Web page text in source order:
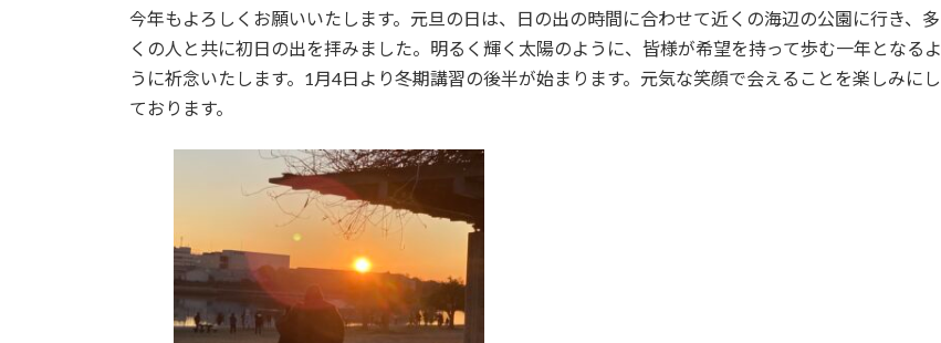
:
今年もよろしくお願いいたします。元旦の日は、日の出の時間に合わせて近くの海辺の公園に行き、多
くの人と共に初日の出を拝みました。明るく輝く太陽のように、皆様が希望を持って歩む一年となるよ
うに祈念いたします。1月4日より冬期講習の後半が始まります。元気な笑顔で会えることを楽しみにし
ております。